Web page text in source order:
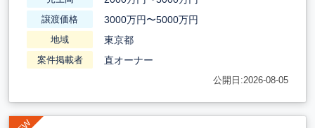
譲渡価格 3000万円〜5000万円
地域 東京都
案件掲載者 直オーナー
公開日:2026-08-05